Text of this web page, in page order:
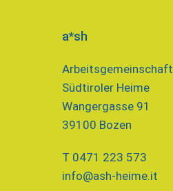
a*sh
Arbeitsgemeinschaft
Südtiroler Heime
Wangergasse 91
39100 Bozen
T 0471 223 573
info@ash-heime.it